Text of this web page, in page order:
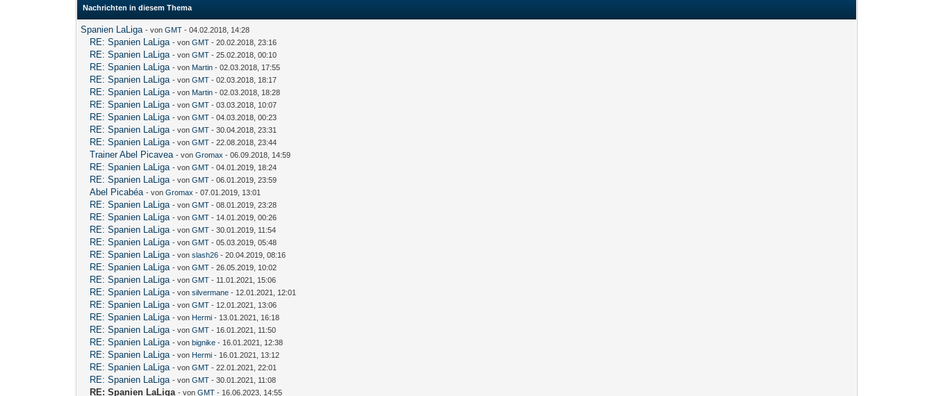
Nachrichten in diesem Thema
Spanien LaLiga - vonGMT - 04.02.2018, 14:28
RE: Spanien LaLiga - vonGMT - 20.02.2018, 23:16
RE: Spanien LaLiga - vonGMT - 25.02.2018, 00:10
RE: Spanien LaLiga - von Martin - 02.03.2018, 17:55
RE: Spanien LaLiga - vonGMT - 02.03.2018, 18:17
RE: Spanien LaLiga - von Martin - 02.03.2018, 18:28
RE: Spanien LaLiga - vonGMT - 03.03.2018, 10:07
RE: Spanien LaLiga - vonGMT - 04.03.2018, 00:23
RE: Spanien LaLiga - vonGMT - 30.04.2018, 23:31
RE: Spanien LaLiga - vonGMT - 22.08.2018, 23:44
Trainer Abel Picavea - vonGromax - 06.09.2018, 14:59
RE: Spanien LaLiga - vonGMT - 04.01.2019, 18:24
RE: Spanien LaLiga - vonGMT - 06.01.2019, 23:59
Abel Picabéa - vonGromax - 07.01.2019, 13:01
RE: Spanien LaLiga - vonGMT - 08.01.2019, 23:28
RE: Spanien LaLiga - vonGMT - 14.01.2019, 00:26
RE: Spanien LaLiga - vonGMT - 30.01.2019, 11:54
RE: Spanien LaLiga - vonGMT - 05.03.2019, 05:48
RE: Spanien LaLiga - vonslash26 - 20.04.2019, 08:16
RE: Spanien LaLiga - vonGMT - 26.05.2019, 10:02
RE: Spanien LaLiga - vonGMT - 11.01.2021, 15:06
RE: Spanien LaLiga - vonsilvermane - 12.01.2021, 12:01
RE: Spanien LaLiga - vonGMT - 12.01.2021, 13:06
RE: Spanien LaLiga - von Hermi - 13.01.2021, 16:18
RE: Spanien LaLiga - vonGMT - 16.01.2021, 11:50
RE: Spanien LaLiga - vonbignike - 16.01.2021, 12:38
RE: Spanien LaLiga - von Hermi - 16.01.2021, 13:12
RE: Spanien LaLiga - vonGMT - 22.01.2021, 22:01
RE: Spanien LaLiga - vonGMT - 30.01.2021, 11:08
RE: Spanien LaLiga - vonGMT - 16.06.2023, 14:55